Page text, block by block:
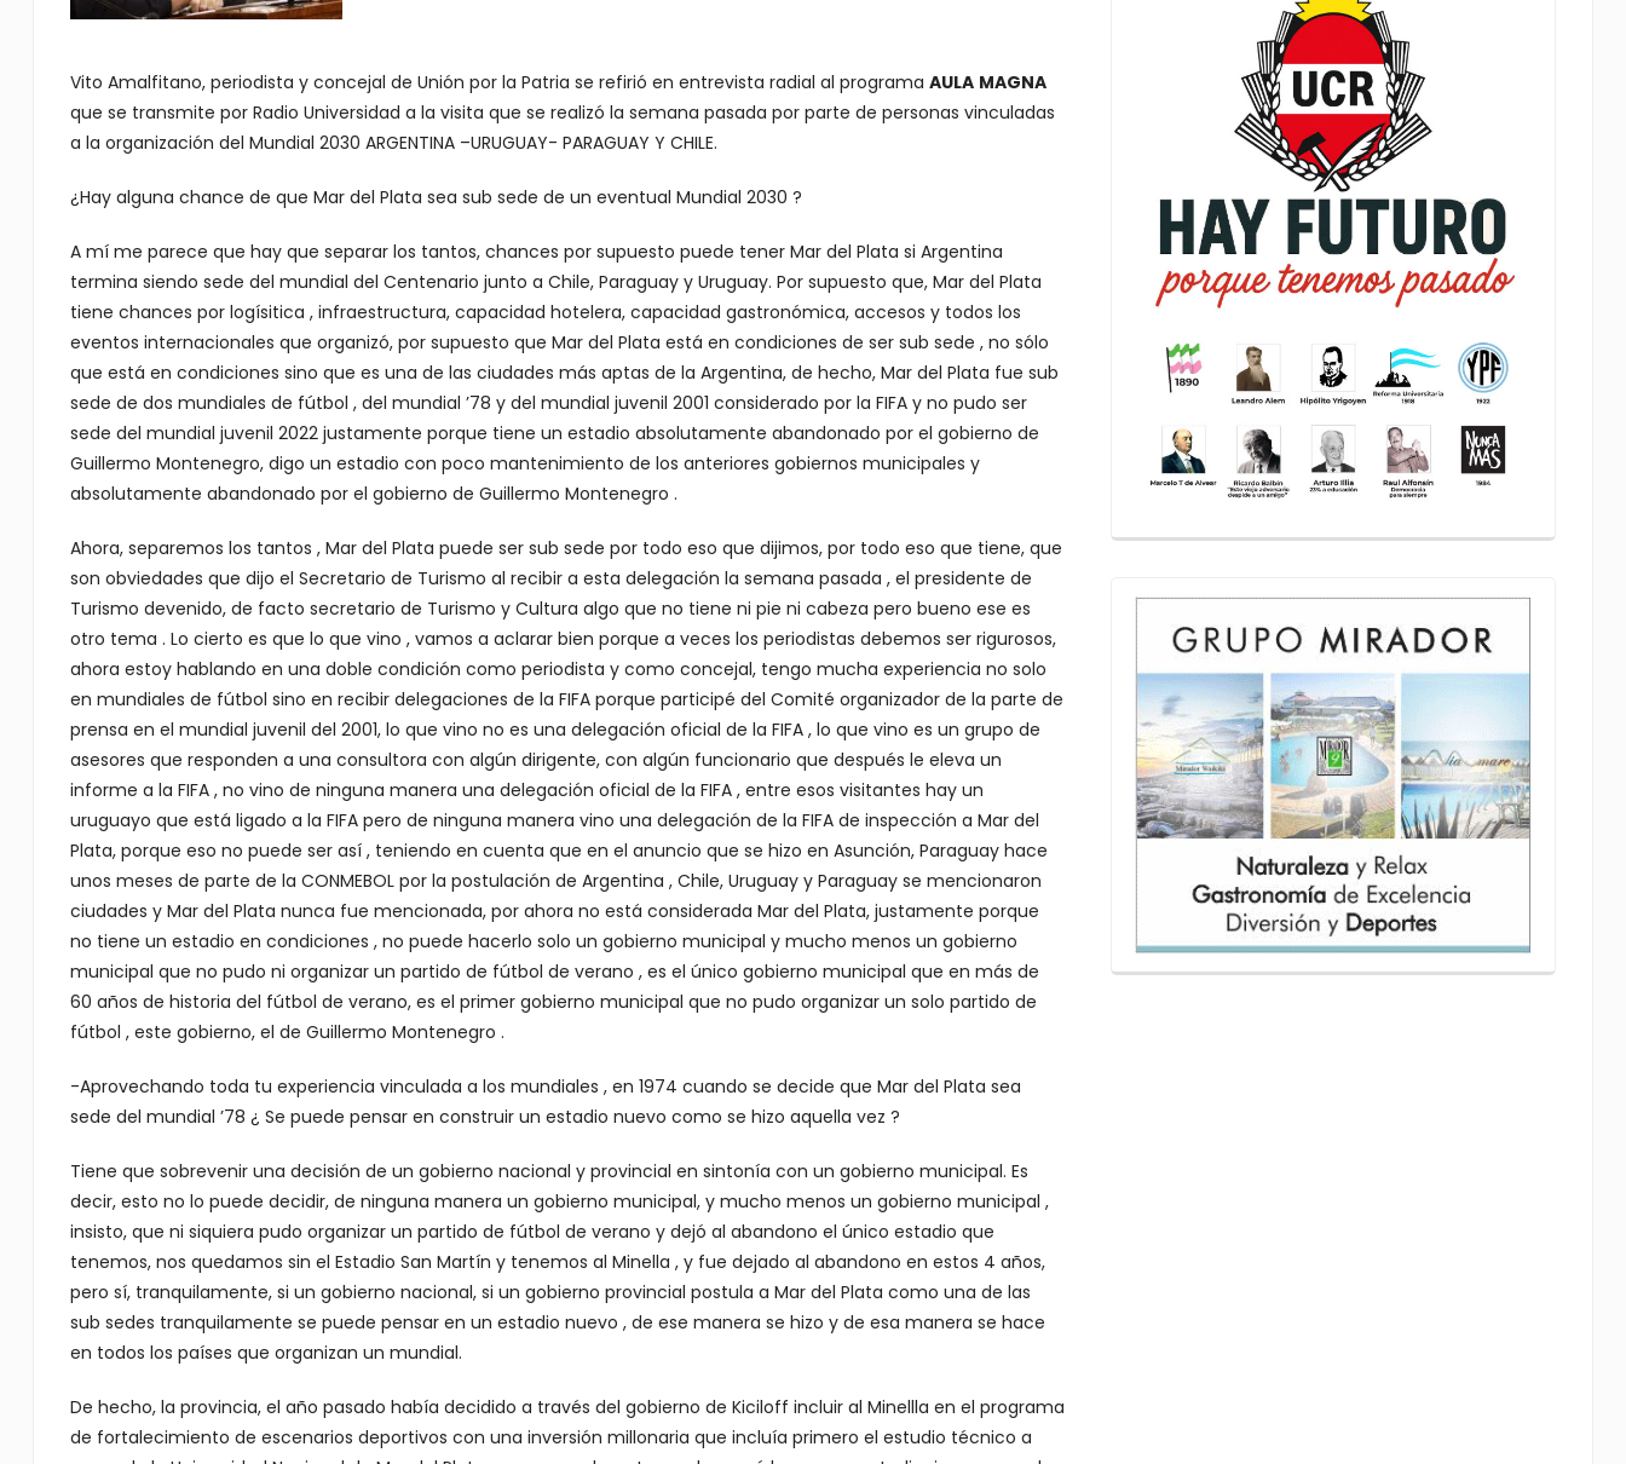
Vito Amalfitano, periodista y concejal de Unión por la Patria se refirió en entrevista radial al programa AULA MAGNA
que se transmite por Radio Universidad a la visita que se realizó la semana pasada por parte de personas vinculadas
a la organización del Mundial 2030 ARGENTINA –URUGUAY- PARAGUAY Y CHILE.
¿Hay alguna chance de que Mar del Plata sea sub sede de un eventual Mundial 2030 ?
A mí me parece que hay que separar los tantos, chances por supuesto puede tener Mar del Plata si Argentina
termina siendo sede del mundial del Centenario junto a Chile, Paraguay y Uruguay. Por supuesto que, Mar del Plata
tiene chances por logísitica , infraestructura, capacidad hotelera, capacidad gastronómica, accesos y todos los
eventos internacionales que organizó, por supuesto que Mar del Plata está en condiciones de ser sub sede , no sólo
que está en condiciones sino que es una de las ciudades más aptas de la Argentina, de hecho, Mar del Plata fue sub
sede de dos mundiales de fútbol , del mundial ’78 y del mundial juvenil 2001 considerado por la FIFA y no pudo ser
sede del mundial juvenil 2022 justamente porque tiene un estadio absolutamente abandonado por el gobierno de
Guillermo Montenegro, digo un estadio con poco mantenimiento de los anteriores gobiernos municipales y
absolutamente abandonado por el gobierno de Guillermo Montenegro .
Ahora, separemos los tantos , Mar del Plata puede ser sub sede por todo eso que dijimos, por todo eso que tiene, que
son obviedades que dijo el Secretario de Turismo al recibir a esta delegación la semana pasada , el presidente de
Turismo devenido, de facto secretario de Turismo y Cultura algo que no tiene ni pie ni cabeza pero bueno ese es
otro tema . Lo cierto es que lo que vino , vamos a aclarar bien porque a veces los periodistas debemos ser rigurosos,
ahora estoy hablando en una doble condición como periodista y como concejal, tengo mucha experiencia no solo
en mundiales de fútbol sino en recibir delegaciones de la FIFA porque participé del Comité organizador de la parte de
prensa en el mundial juvenil del 2001, lo que vino no es una delegación oficial de la FIFA , lo que vino es un grupo de
asesores que responden a una consultora con algún dirigente, con algún funcionario que después le eleva un
informe a la FIFA , no vino de ninguna manera una delegación oficial de la FIFA , entre esos visitantes hay un
uruguayo que está ligado a la FIFA pero de ninguna manera vino una delegación de la FIFA de inspección a Mar del
Plata, porque eso no puede ser así , teniendo en cuenta que en el anuncio que se hizo en Asunción, Paraguay hace
unos meses de parte de la CONMEBOL por la postulación de Argentina , Chile, Uruguay y Paraguay se mencionaron
ciudades y Mar del Plata nunca fue mencionada, por ahora no está considerada Mar del Plata, justamente porque
no tiene un estadio en condiciones , no puede hacerlo solo un gobierno municipal y mucho menos un gobierno
municipal que no pudo ni organizar un partido de fútbol de verano , es el único gobierno municipal que en más de
60 años de historia del fútbol de verano, es el primer gobierno municipal que no pudo organizar un solo partido de
fútbol , este gobierno, el de Guillermo Montenegro .
-Aprovechando toda tu experiencia vinculada a los mundiales , en 1974 cuando se decide que Mar del Plata sea
sede del mundial ’78 ¿ Se puede pensar en construir un estadio nuevo como se hizo aquella vez ?
Tiene que sobrevenir una decisión de un gobierno nacional y provincial en sintonía con un gobierno municipal. Es
decir, esto no lo puede decidir, de ninguna manera un gobierno municipal, y mucho menos un gobierno municipal ,
insisto, que ni siquiera pudo organizar un partido de fútbol de verano y dejó al abandono el único estadio que
tenemos, nos quedamos sin el Estadio San Martín y tenemos al Minella , y fue dejado al abandono en estos 4 años,
pero sí, tranquilamente, si un gobierno nacional, si un gobierno provincial postula a Mar del Plata como una de las
sub sedes tranquilamente se puede pensar en un estadio nuevo , de ese manera se hizo y de esa manera se hace
en todos los países que organizan un mundial.
De hecho, la provincia, el año pasado había decidido a través del gobierno de Kiciloff incluir al Minellla en el programa
de fortalecimiento de escenarios deportivos con una inversión millonaria que incluía primero el estudio técnico a